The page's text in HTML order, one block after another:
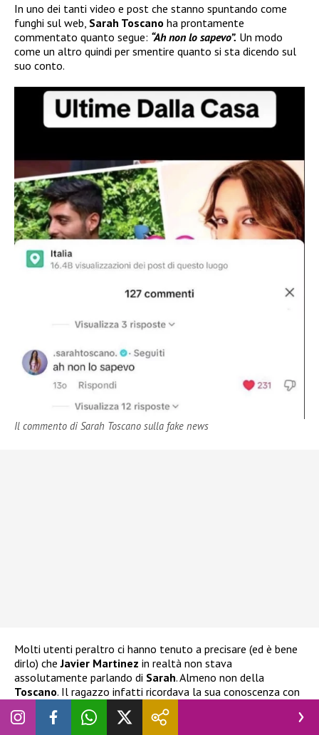
In uno dei tanti video e post che stanno spuntando come
funghi sul web, Sarah Toscano ha prontamente
commentato quanto segue: “Ah non lo sapevo”. Un modo
come un altro quindi per smentire quanto si sta dicendo sul
suo conto.
Il commento di Sarah Toscano sulla fake news
Molti utenti peraltro ci hanno tenuto a precisare (ed è bene
dirlo) cheJavier Martinez in realtà non stava
assolutamente parlando di Sarah. Almeno non della
Toscano. Il ragazzo infatti ricordava la sua conoscenza con
Sara Tozzi.
comunque mantenuto un buon rapporto e a parlare di lui è